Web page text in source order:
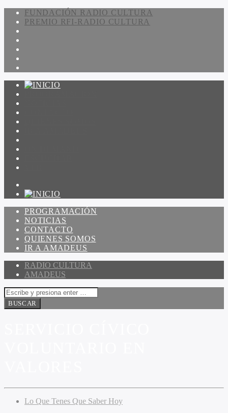
FUNDACIÓN RADIO CULTURA
PREMIO RFI-RADIO CULTURA
PROGRAMACIÓN
NOTICIAS
CONTACTO
QUIENES SOMOS
IR A AMADEUS
RADIO CULTURA
AMADEUS
Lo Que Tenes Que Saber Hoy